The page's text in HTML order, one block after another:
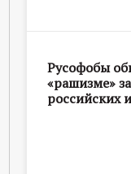
Русофобы
«рашизме»
российских